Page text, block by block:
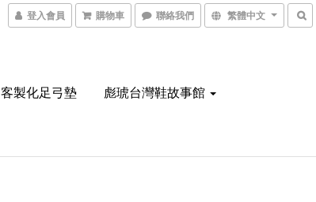
登入會員 購物車 聯絡我們 繁體中文
客製化足弓墊
彪琥台灣鞋故事館